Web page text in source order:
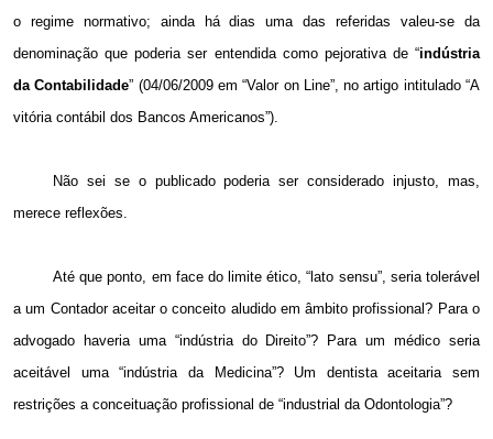
o regime normativo; ainda há dias uma das referidas valeu-se da
denominação que poderia ser entendida como pejorativa de “indústria
da Contabilidade” (04/06/2009 em “Valor on Line”, no artigo intitulado “A
vitória contábil dos Bancos Americanos”).
Não sei se o publicado poderia ser considerado injusto, mas,
merece reflexões.
Até que ponto, em face do limite ético, “lato sensu”, seria tolerável
a um Contador aceitar o conceito aludido em âmbito profissional? Para o
advogado haveria uma “indústria do Direito”? Para um médico seria
aceitável uma “indústria da Medicina”? Um dentista aceitaria sem
restrições a conceituação profissional de “industrial da Odontologia”?